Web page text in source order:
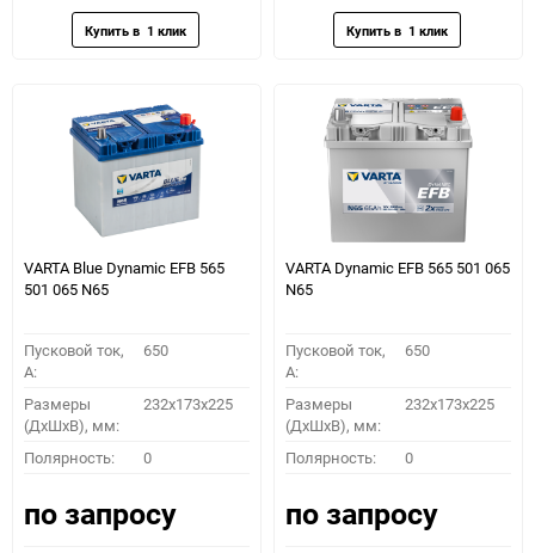
VARTA Blue Dynamic EFB 565
501 065 N65
Пусковой ток,
A:
650
Размеры
(ДхШхВ), мм:
232x173x225
Полярность: 0
по запросу
VARTA Dynamic EFB 565 501 065
N65
Пусковой ток,
A:
650
Размеры
(ДхШхВ), мм:
232x173x225
Полярность: 0
по запросу